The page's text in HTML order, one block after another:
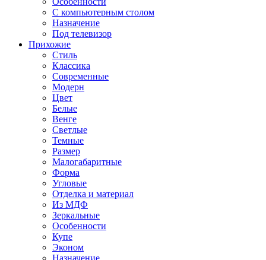
С компьютерным столом
Назначение
Под телевизор
Прихожие
Стиль
Классика
Современные
Модерн
Цвет
Белые
Венге
Светлые
Темные
Размер
Малогабаритные
Форма
Угловые
Отделка и материал
Из МДФ
Зеркальные
Особенности
Купе
Эконом
Назначение